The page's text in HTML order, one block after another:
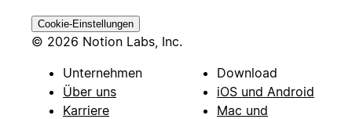
Cookie-Einstellungen
© 2026 Notion Labs, Inc.
Unternehmen
Über uns
Karriere
Download
iOS und Android
Mac und